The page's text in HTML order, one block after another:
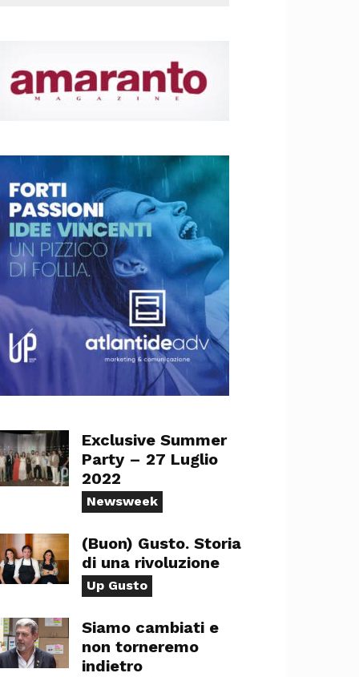
Exclusive Summer
Party – 27 Luglio
2022
Newsweek
(Buon) Gusto. Storia
di una rivoluzione
Up Gusto
Siamo cambiati e
non torneremo
indietro